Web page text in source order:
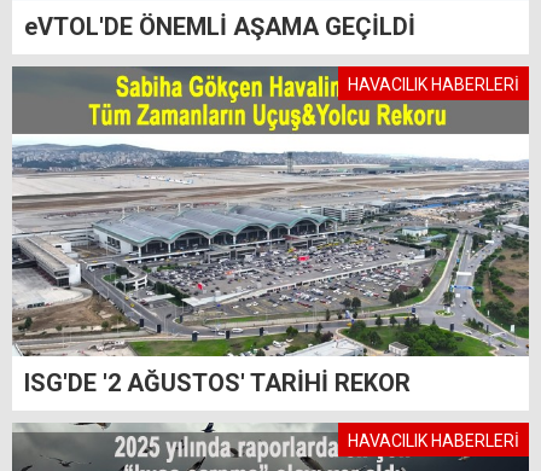
eVTOL'DE ÖNEMLİ AŞAMA GEÇİLDİ
HAVACILIK HABERLERİ
ISG'DE '2 AĞUSTOS' TARİHİ REKOR
HAVACILIK HABERLERİ